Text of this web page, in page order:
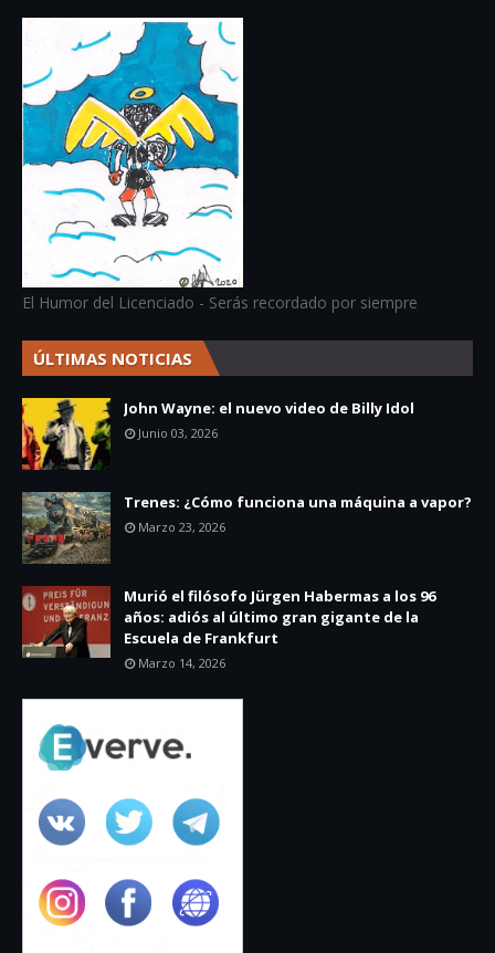
El Humor del Licenciado - Serás recordado por siempre
ÚLTIMAS NOTICIAS
John Wayne: el nuevo video de Billy Idol
Junio 03, 2026
Trenes: ¿Cómo funciona una máquina a vapor?
Marzo 23, 2026
Murió el filósofo Jürgen Habermas a los 96
años: adiós al último gran gigante de la
Escuela de Frankfurt
Marzo 14, 2026